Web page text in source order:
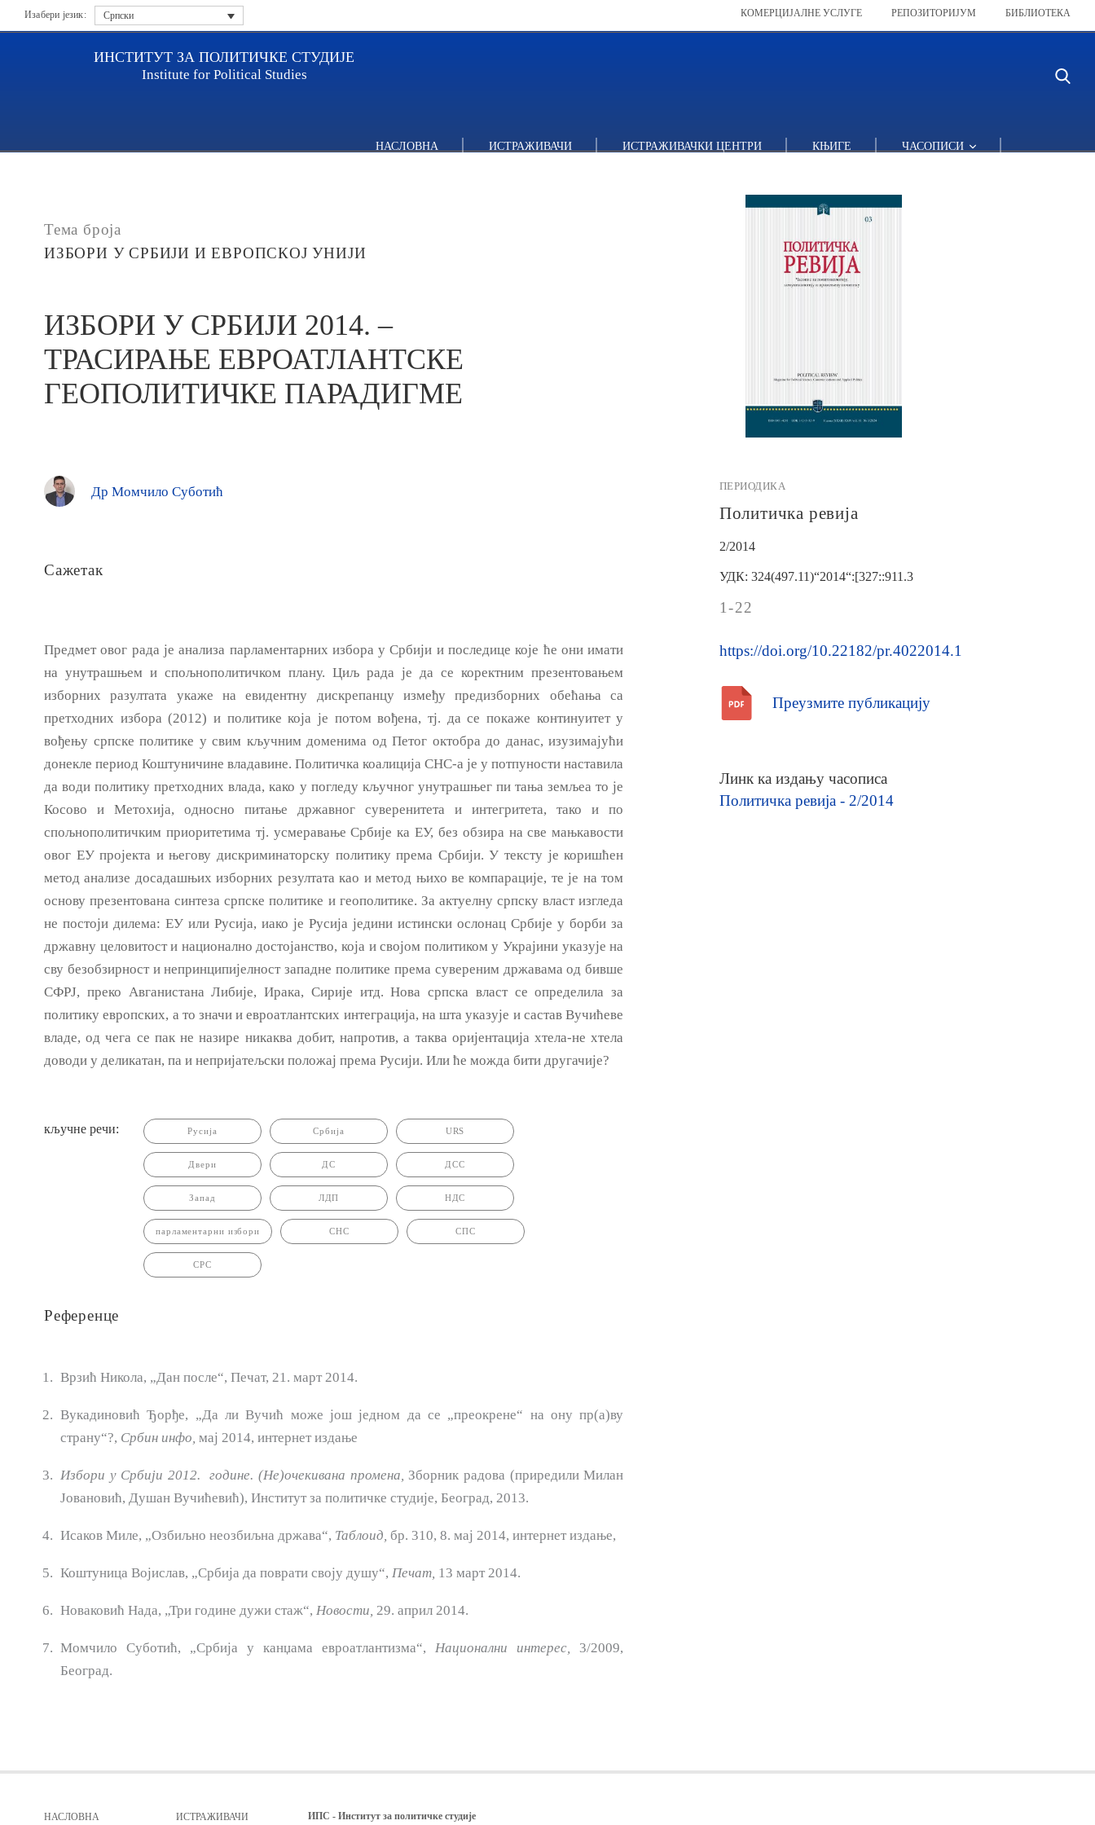
Изабери језик: Српски КОМЕРЦИЈАЛНЕ УСЛУГЕ РЕПОЗИТОРИЈУМ БИБЛИОТЕКА
ИНСТИТУТ ЗА ПОЛИТИЧКЕ СТУДИЈЕ
Institute for Political Studies
НАСЛОВНА ИСТРАЖИВАЧИ ИСТРАЖИВАЧКИ ЦЕНТРИ КЊИГЕ ЧАСОПИСИ
Тема броја
ИЗБОРИ У СРБИЈИ И ЕВРОПСКОЈ УНИЈИ
ИЗБОРИ У СРБИЈИ 2014. –
ТРАСИРАЊЕ ЕВРОАТЛАНТСКЕ
ГЕОПОЛИТИЧКЕ ПАРАДИГМЕ
Др Момчило Суботић
Сажетак
Предмет овог рада је анализа парламентарних избора у Србији и последице које ће они имати
на унутрашњем и спољнополитичком плану. Циљ рада је да се коректним презентовањем
изборних разултата укаже на евидентну дискрепанцу између предизборних обећања са
претходних избора (2012) и политике која је потом вођена, тј. да се покаже континуитет у
вођењу српске политике у свим кључним доменима од Петог октобра до данас, изузимајући
донекле период Коштуничине владавине. Политичка коалиција СНС-а је у потпуности наставила
да води политику претходних влада, како у погледу кључног унутрашњег пи тања земљеа то је
Косово и Метохија, односно питање државног суверенитета и интегритета, тако и по
спољнополитичким приоритетима тј. усмеравање Србије ка ЕУ, без обзира на све мањкавости
овог ЕУ пројекта и његову дискриминаторску политику према Србији. У тексту је коришћен
метод анализе досадашњих изборних резултата као и метод њихо ве компарације, те је на том
основу презентована синтеза српске политике и геополитике. За актуелну српску власт изгледа
не постоји дилема: ЕУ или Русија, иако је Русија једини истински ослонац Србије у борби за
државну целовитост и национално достојанство, која и својом политиком у Украјини указује на
сву безобзирност и непринципијелност западне по­литике према сувереним државама од бивше
СФРЈ, преко Авганистана Либије, Ирака, Сирије итд. Нова српска власт се определила за
политику европских, а то значи и евроатлантских интеграција, на шта указује и састав Вучићеве
владе, од чега се пак не назире никаква добит, напротив, а таква оријентација хтела-не хтела
доводи у деликатан, па и непријатељски положај према Русији. Или ће можда бити другачије?
кључне речи: Русија Србија URS
Двери ДС ДСС
Запад ЛДП НДС
парламентарни избори СНС СПС
СРС
Референце
Врзић Никола, „Дан после“, Печат, 21. март 2014.
Вукадиновић Ђорђе, „Да ли Вучић може још једном да се „преокрене“ на ону пр(а)ву
страну“?, Србин инфо, мај 2014, интернет издање
Избори у Србији 2012. године. (Не)очекивана промена, Зборник ра­дова (приредили Милан
Јовановић, Душан Вучићевић), Институт за политичке студије, Београд, 2013.
Исаков Миле, „Озбиљно неозбиљна држава“, Таблоид, бр. 310, 8. мај 2014, интернет издање,
Коштуница Војислав, „Србија да поврати своју душу“,Печат, 13 март 2014.
Новаковић Нада, „Три године дужи стаж“,Новости,29. април 2014.
Момчило Суботић, „Србија у канџама евроатлантизма“,Национални интерес, 3/2009,
Београд.
ПЕРИОДИКА
Политичка ревија
2/2014
УДК: 324(497.11)“2014“:[327::911.3
1-22
https://doi.org/10.22182/pr.4022014.1
Преузмите публикацију
Линк ка издању часописа
Политичка ревија - 2/2014
НАСЛОВНА ИСТРАЖИВАЧИ ИПС - Институт за политичке студије